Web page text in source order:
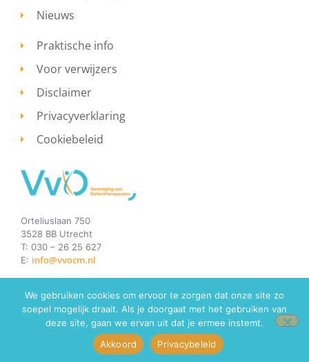
Nieuws
Praktische info
Voor verwijzers
Disclaimer
Privacyverklaring
Cookiebeleid
Orteliuslaan 750
3528 BB Utrecht
T: 030 – 26 25 627
E: info@vvocm.nl
© 2026 de oefentherapeut. Alle rechten voorbehouden.
Onderhoud door Bink Online
We gebruiken cookies om ervoor te zorgen dat onze site zo
soepel mogelijk draait. Als je doorgaat met het gebruiken van
deze site, gaan we ervan uit dat je ermee instemt.
Akkoord
Privacybeleid